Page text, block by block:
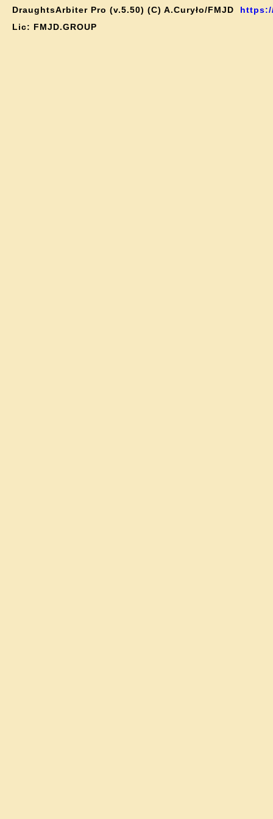
DraughtsArbiter Pro (v.5.50) (C) A.Curyło/FMJD
Lic: FMJD.GROUP